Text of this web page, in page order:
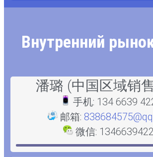
Внутренний
潘璐 (中国区域销
手机: 134 6639
邮箱:
微信: